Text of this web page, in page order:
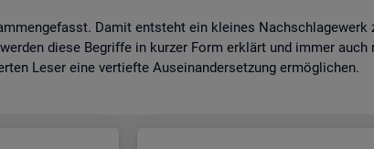
Damit ent­steht ein klei­nes
diese Be­grif­fe in kur­zer Form er­klärt und immer
Leser eine ver­tief­te Aus­ein­an­der­set­zung er­mög­li­chen.